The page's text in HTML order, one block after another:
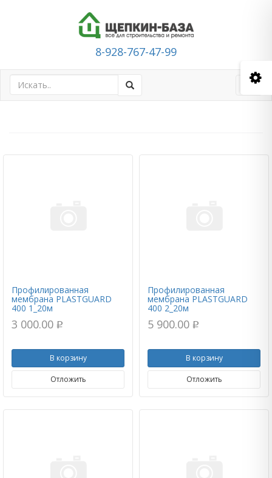
8-928-767-47-99
Профилированная
мембрана PLASTGUARD
400 1_20м
3 000.00 p
В корзину
Отложить
Профилированная
мембрана PLASTGUARD
400 2_20м
5 900.00 p
В корзину
Отложить